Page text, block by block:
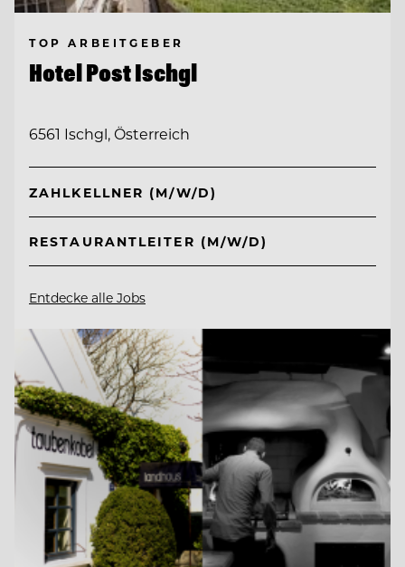
TOP ARBEITGEBER
Hotel Post Ischgl
6561 Ischgl, Österreich
ZAHLKELLNER (M/W/D)
RESTAURANTLEITER (M/W/D)
Entdecke alle Jobs